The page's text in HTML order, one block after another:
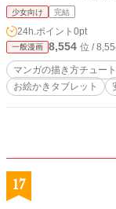
少女向け 完結
24h.ポイント 0pt
一般漫画 8,554 位 /
マンガの描き方チュー
お絵かきタブレット
17